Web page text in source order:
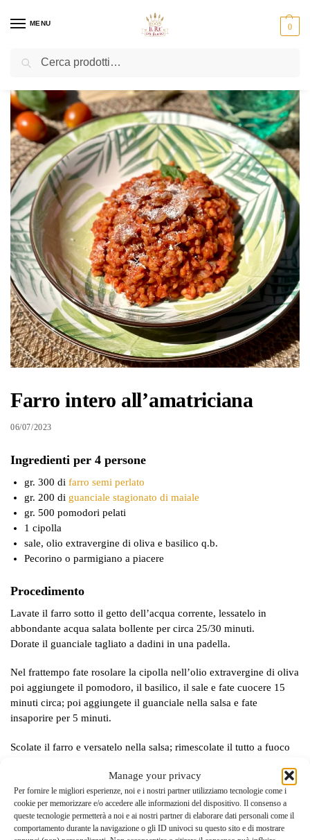
Manage your privacy
Per fornire le migliori esperienze, noi e i nostri partner utilizziamo tecnologie come i
cookie per memorizzare e/o accedere alle informazioni del dispositivo. Il consenso a
queste tecnologie permetterà a noi e ai nostri partner di elaborare dati personali come il
comportamento durante la navigazione o gli ID univoci su questo sito e di mostrare
MENU 0
Home Ricette Farro intero all’amatriciana
Farro intero all’amatriciana
06/07/2023
Ingredienti per 4 persone
gr. 300 di farro semi perlato
gr. 200 di guanciale stagionato di maiale
gr. 500 pomodori pelati
1 cipolla
sale, olio extravergine di oliva e basilico q.b.
Pecorino o parmigiano a piacere
Procedimento
Lavate il farro sotto il getto dell’acqua corrente, lessatelo in
abbondante acqua salata bollente per circa 25/30 minuti.
Dorate il guanciale tagliato a dadini in una padella.
Nel frattempo fate rosolare la cipolla nell’olio extravergine di oliva
poi aggiungete il pomodoro, il basilico, il sale e fate cuocere 15
minuti circa; poi aggiungete il guanciale nella salsa e fate
insaporire per 5 minuti.
Scolate il farro e versatelo nella salsa; rimescolate il tutto a fuoco
di parmigiano o pecorino a vostro piacere.
Il Re del Farro